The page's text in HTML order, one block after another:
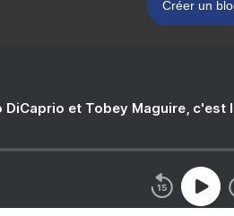
Créer un
DiCaprio et Tobey Maguire, c'est